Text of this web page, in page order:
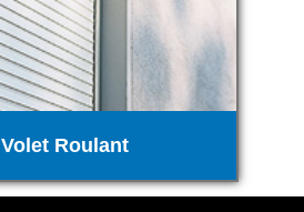
Volet Roulant